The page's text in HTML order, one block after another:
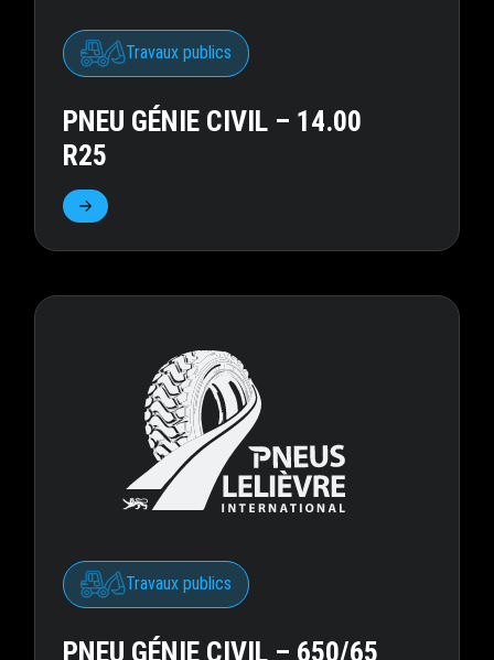
Travaux publics
PNEU GÉNIE CIVIL – 14.00
R25
Travaux publics
PNEU GÉNIE CIVIL – 650/65